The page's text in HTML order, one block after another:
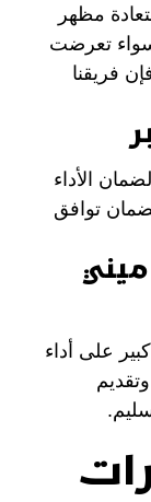
مظهر
سواء تعرضت
فريقنا
الأداء
توافق
على أداء